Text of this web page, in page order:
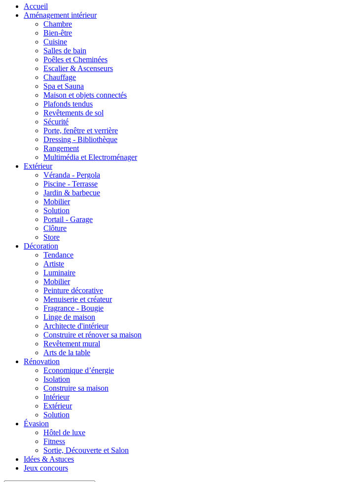
Accueil
Aménagement intérieur
Chambre
Bien-être
Cuisine
Salles de bain
Poêles et Cheminées
Escalier & Ascenseurs
Chauffage
Spa et Sauna
Maison et objets connectés
Plafonds tendus
Revêtements de sol
Sécurité
Porte, fenêtre et verrière
Dressing - Bibliothèque
Rangement
Multimédia et Electroménager
Extérieur
Véranda - Pergola
Piscine - Terrasse
Jardin & barbecue
Mobilier
Solution
Portail - Garage
Clôture
Store
Décoration
Tendance
Artiste
Luminaire
Mobilier
Peinture décorative
Menuiserie et créateur
Fragrance - Bougie
Linge de maison
Architecte d'intérieur
Construire et rénover sa maison
Revêtement mural
Arts de la table
Rénovation
Economique d’énergie
Isolation
Construire sa maison
Intérieur
Extérieur
Solution
Évasion
Hôtel de luxe
Fitness
Sortie, Découverte et Salon
Idées & Astuces
Jeux concours